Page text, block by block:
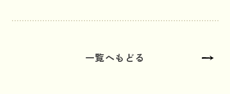
一覧へもどる